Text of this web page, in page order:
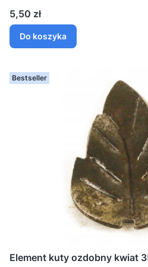
Cena
5,50 zł
Do koszyka
Bestseller
Element kuty ozdobny kwiat